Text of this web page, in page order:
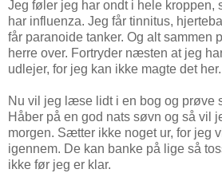
Jeg føler jeg har ondt i hele kroppen,
har influenza. Jeg får tinnitus,
får paranoide tanker. Og alt sammen
herre over. Fortryder næsten at jeg
udlejer, for jeg kan ikke magte det her.
Nu vil jeg læse lidt i en bog og prøve
Håber på en god nats søvn og så vil
morgen. Sætter ikke noget ur, for jeg
igennem. De kan banke på lige så
ikke før jeg er klar.